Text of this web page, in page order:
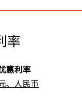
率
惠利率
、人民币